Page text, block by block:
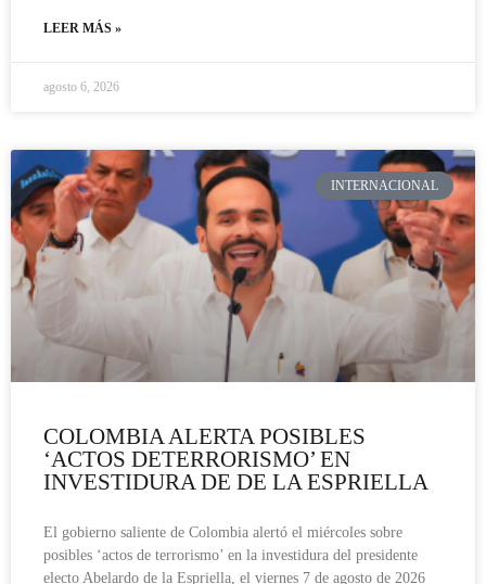
LEER MÁS »
agosto 6, 2026
INTERNACIONAL
COLOMBIA ALERTA POSIBLES
‘ACTOS DETERRORISMO’ EN
INVESTIDURA DE DE LA ESPRIELLA
El gobierno saliente de Colombia alertó el miércoles sobre
posibles ‘actos de terrorismo’ en la investidura del presidente
electo Abelardo de la Espriella, el viernes 7 de agosto de 2026